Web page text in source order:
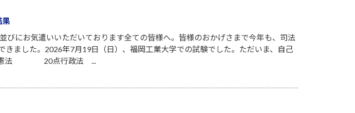
果
びにお気遣いいただいております全ての皆様へ。皆様のおかげさまで今年も、司法
きました。2026年7月19日（日）、福岡工業大学での試験でした。ただいま、自己
。憲法 20点行政法 ...